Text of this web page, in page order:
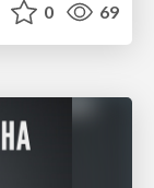
0 69